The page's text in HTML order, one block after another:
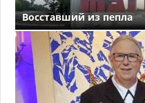
Восставший из пепла